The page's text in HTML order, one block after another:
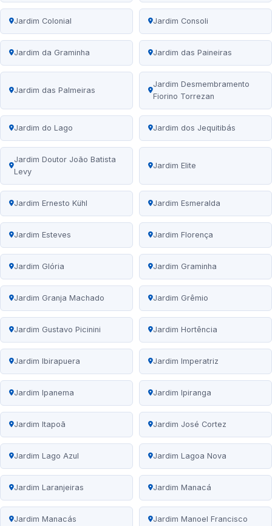
Jardim Colonial Jardim Consoli
Jardim da Graminha Jardim das Paineiras
Jardim das Palmeiras
Jardim Desmembramento
Fiorino Torrezan
Jardim do Lago Jardim dos Jequitibás
Jardim Doutor João Batista
Levy
Jardim Elite
Jardim Ernesto Kühl Jardim Esmeralda
Jardim Esteves Jardim Florença
Jardim Glória Jardim Graminha
Jardim Granja Machado Jardim Grêmio
Jardim Gustavo Picinini Jardim Hortência
Jardim Ibirapuera Jardim Imperatriz
Jardim Ipanema Jardim Ipiranga
Jardim Itapoã Jardim José Cortez
Jardim Lago Azul Jardim Lagoa Nova
Jardim Laranjeiras Jardim Manacá
Jardim Manacás Jardim Manoel Francisco